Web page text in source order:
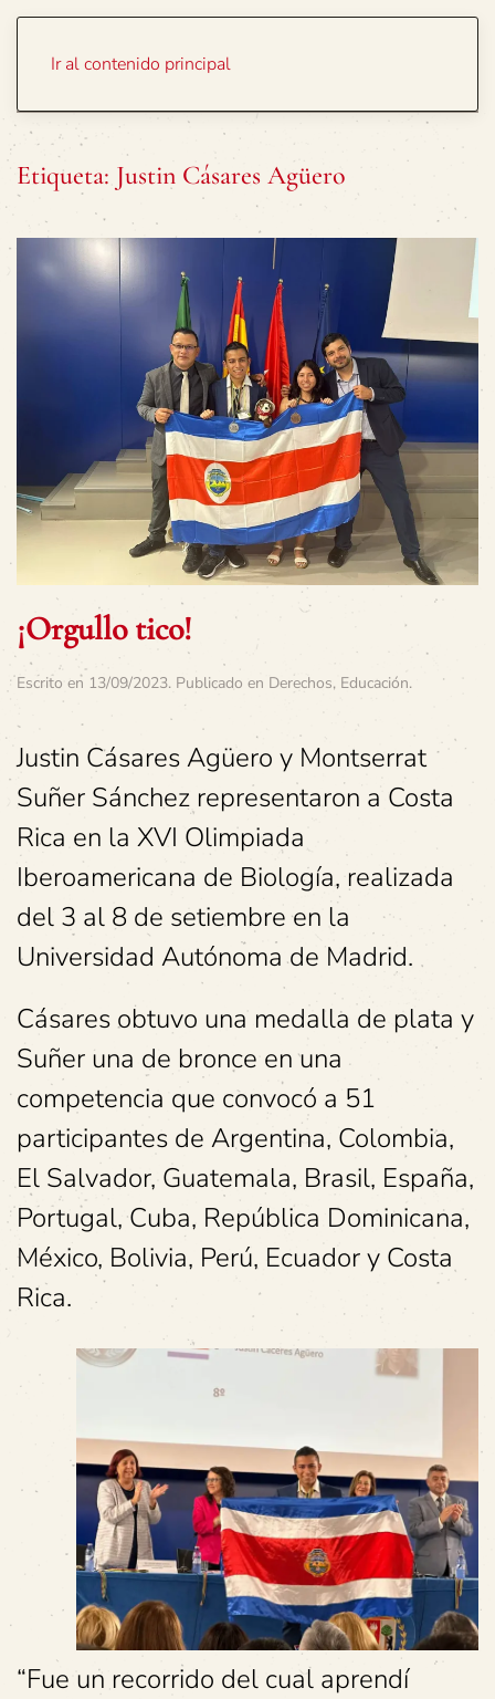
Ir al contenido principal
Etiqueta: Justin Cásares Agüero
¡Orgullo tico!
Escrito en 13/09/2023. Publicado en Derechos, Educación.
Justin Cásares Agüero y Montserrat
Suñer Sánchez representaron a Costa
Rica en la XVI Olimpiada
Iberoamericana de Biología, realizada
del 3 al 8 de setiembre en la
Universidad Autónoma de Madrid.
Cásares obtuvo una medalla de plata y
Suñer una de bronce en una
competencia que convocó a 51
participantes de Argentina, Colombia,
El Salvador, Guatemala, Brasil, España,
Portugal, Cuba, República Dominicana,
México, Bolivia, Perú, Ecuador y Costa
Rica.
“Fue un recorrido del cual aprendí